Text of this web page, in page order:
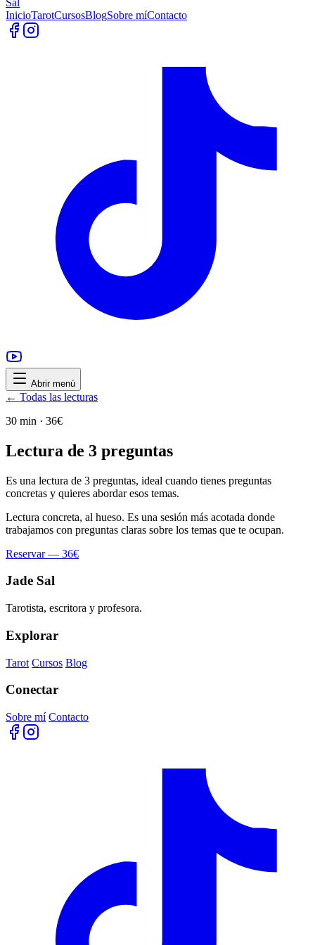
InicioTarotCursosBlogSobre míContacto
Abrir menú
← Todas las lecturas
30 min · 36€
Lectura de 3 preguntas
Es una lectura de 3 preguntas, ideal cuando tienes preguntas
concretas y quieres abordar esos temas.
Lectura concreta, al hueso. Es una sesión más acotada donde
trabajamos con preguntas claras sobre los temas que te ocupan.
Reservar — 36€
Jade Sal
Tarotista, escritora y profesora.
Explorar
Tarot Cursos Blog
Conectar
Sobre mí Contacto